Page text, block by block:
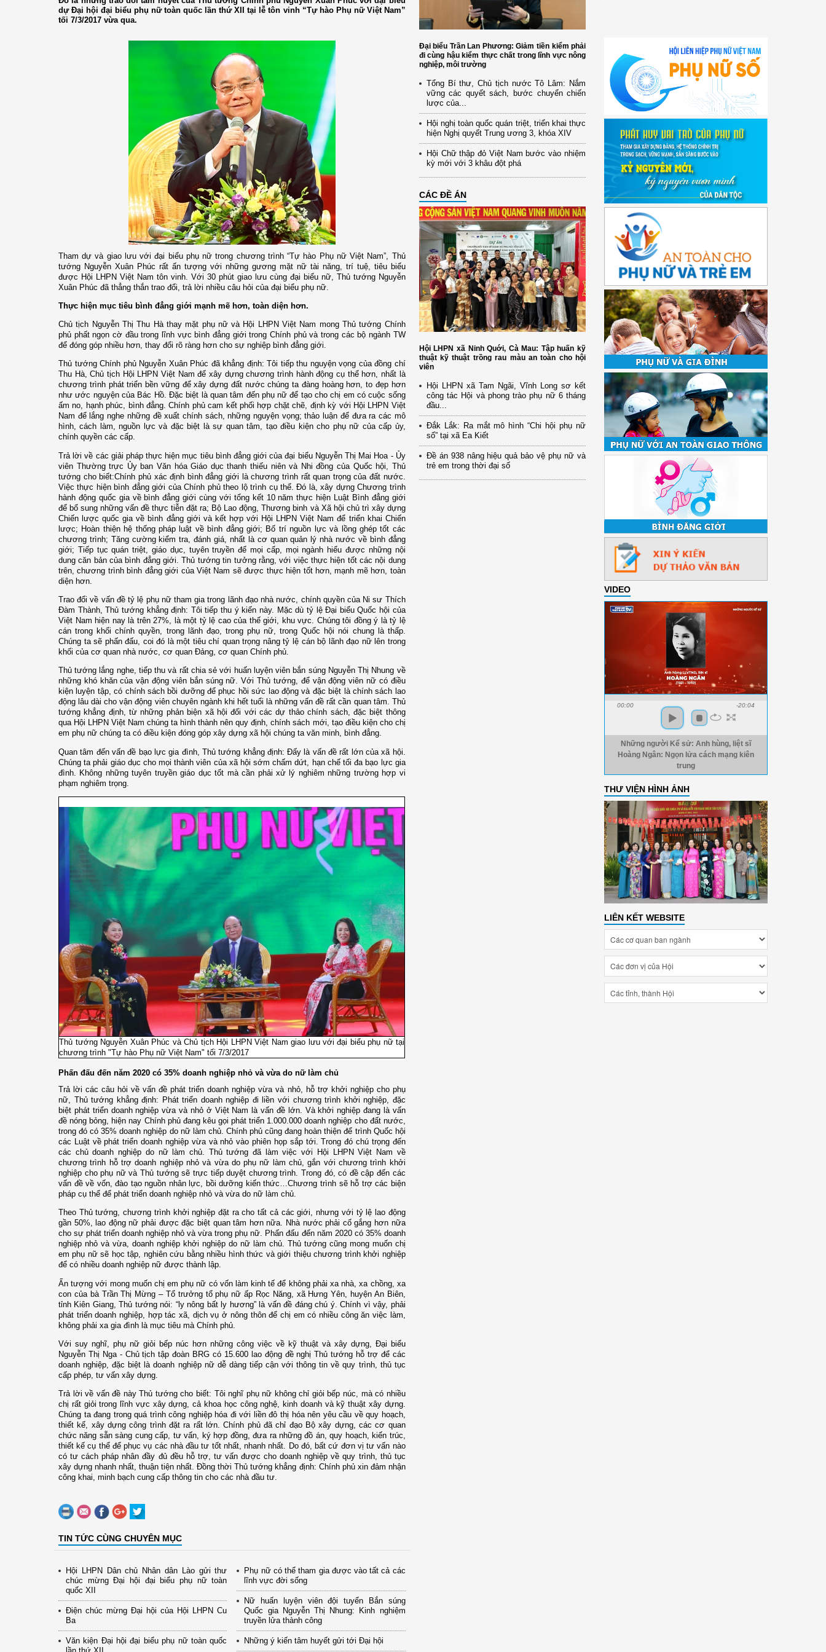
dự Đại hội đại biểu phụ nữ toàn quốc lần thứ XII tại lễ tôn vinh “Tự hào Phụ nữ Việt Nam”
tối 7/3/2017 vừa qua.
Tham dự và giao lưu với đại biểu phụ nữ trong chương trình “Tự hào Phụ nữ Việt Nam”, Thủ
tướng Nguyễn Xuân Phúc rất ấn tượng với những gương mặt nữ tài năng, trí tuệ, tiêu biểu
được Hội LHPN Việt Nam tôn vinh. Với 30 phút giao lưu cùng đại biểu nữ, Thủ tướng Nguyễn
Xuân Phúc đã thẳng thắn trao đổi, trả lời nhiều câu hỏi của đại biểu phụ nữ.
Thực hiện mục tiêu bình đẳng giới mạnh mẽ hơn, toàn diện hơn.
Chủ tịch Nguyễn Thị Thu Hà thay mặt phụ nữ và Hội LHPN Việt Nam mong Thủ tướng Chính
phủ phất ngọn cờ đầu trong lĩnh vực bình đẳng giới trong Chính phủ và trong các bộ ngành TW
để đóng góp nhiều hơn, thay đổi rõ ràng hơn cho sự nghiệp bình đẳng giới.
Thủ tướng Chính phủ Nguyễn Xuân Phúc đã khẳng định: Tôi tiếp thu nguyện vọng của đồng chí
Thu Hà, Chủ tịch Hội LHPN Việt Nam để xây dựng chương trình hành động cụ thể hơn, nhất là
chương trình phát triển bền vững để xây dựng đất nước chúng ta đàng hoàng hơn, to đẹp hơn
như ước nguyện của Bác Hồ. Đặc biệt là quan tâm đến phụ nữ để tạo cho chị em có cuộc sống
ấm no, hạnh phúc, bình đẳng. Chính phủ cam kết phối hợp chặt chẽ, định kỳ với Hội LHPN Việt
Nam để lắng nghe những đề xuất chính sách, những nguyện vọng; thảo luận để đưa ra các mô
hình, cách làm, nguồn lực và đặc biệt là sự quan tâm, tạo điều kiện cho phụ nữ của cấp ủy,
chính quyền các cấp.
Trả lời về các giải pháp thực hiện mục tiêu bình đẳng giới của đại biểu Nguyễn Thị Mai Hoa - Ủy
viên Thường trực Ủy ban Văn hóa Giáo dục thanh thiếu niên và Nhi đồng của Quốc hội, Thủ
tướng cho biết:Chính phủ xác định bình đẳng giới là chương trình rất quan trọng của đất nước.
Việc thực hiện bình đẳng giới của Chính phủ theo lộ trình cụ thể. Đó là, xây dựng Chương trình
hành động quốc gia về bình đẳng giới cùng với tổng kết 10 năm thực hiện Luật Bình đẳng giới
để bổ sung những vấn đề thực tiễn đặt ra; Bộ Lao động, Thương binh và Xã hội chủ trì xây dựng
Chiến lược quốc gia về bình đẳng giới và kết hợp với Hội LHPN Việt Nam để triển khai Chiến
lược; Hoàn thiện hệ thống pháp luật về bình đẳng giới; Bố trí nguồn lực và lồng ghép tốt các
chương trình; Tăng cường kiểm tra, đánh giá, nhất là cơ quan quản lý nhà nước về bình đẳng
giới; Tiếp tục quán triệt, giáo dục, tuyên truyền để mọi cấp, mọi ngành hiểu được những nội
dung căn bản của bình đẳng giới. Thủ tướng tin tưởng rằng, với việc thực hiện tốt các nội dung
trên, chương trình bình đẳng giới của Việt Nam sẽ được thực hiện tốt hơn, mạnh mẽ hơn, toàn
diện hơn.
Trao đổi về vấn đề tỷ lệ phụ nữ tham gia trong lãnh đạo nhà nước, chính quyền của Ni sư Thích
Đàm Thành, Thủ tướng khẳng định: Tôi tiếp thu ý kiến này. Mặc dù tỷ lệ Đại biểu Quốc hội của
Việt Nam hiện nay là trên 27%, là một tỷ lệ cao của thế giới, khu vực. Chúng tôi đồng ý là tỷ lệ
cán trong khối chính quyền, trong lãnh đạo, trong phụ nữ, trong Quốc hội nói chung là thấp.
Chúng ta sẽ phấn đấu, coi đó là một tiêu chí quan trọng nâng tỷ lệ cán bộ lãnh đạo nữ lên trong
khối của cơ quan nhà nước, cơ quan Đảng, cơ quan Chính phủ.
Thủ tướng lắng nghe, tiếp thu và rất chia sẻ với huấn luyện viên bắn súng Nguyễn Thị Nhung về
những khó khăn của vận động viên bắn súng nữ. Với Thủ tướng, để vận động viên nữ có điều
kiện luyện tập, có chính sách bồi dưỡng để phục hồi sức lao động và đặc biệt là chính sách lao
động lâu dài cho vận động viên chuyên ngành khi hết tuổi là những vấn đề rất cần quan tâm. Thủ
tướng khẳng định, từ những phản biện xã hội đối với các dự thảo chính sách, đặc biệt thông
qua Hội LHPN Việt Nam chúng ta hình thành nên quy định, chính sách mới, tạo điều kiện cho chị
em phụ nữ chúng ta có điều kiện đóng góp xây dựng xã hội chúng ta văn minh, bình đẳng.
Quan tâm đến vấn đề bạo lực gia đình, Thủ tướng khẳng định: Đấy là vấn đề rất lớn của xã hội.
Chúng ta phải giáo dục cho mọi thành viên của xã hội sớm chấm dứt, hạn chế tối đa bạo lực gia
đình. Không những tuyên truyền giáo dục tốt mà cần phải xử lý nghiêm những trường hợp vi
phạm nghiêm trọng.
Thủ tướng Nguyễn Xuân Phúc và Chủ tịch Hội LHPN Việt Nam giao lưu với đại biểu phụ nữ tại
chương trình "Tự hào Phụ nữ Việt Nam" tối 7/3/2017
Phấn đấu đến năm 2020 có 35% doanh nghiệp nhỏ và vừa do nữ làm chủ
Trả lời các câu hỏi về vấn đề phát triển doanh nghiệp vừa và nhỏ, hỗ trợ khởi nghiệp cho phụ
nữ, Thủ tướng khẳng định: Phát triển doanh nghiệp đi liền với chương trình khởi nghiệp, đặc
biệt phát triển doanh nghiệp vừa và nhỏ ở Việt Nam là vấn đề lớn. Và khởi nghiệp đang là vấn
đề nóng bỏng, hiện nay Chính phủ đang kêu gọi phát triển 1.000.000 doanh nghiệp cho đất nước,
trong đó có 35% doanh nghiệp do nữ làm chủ. Chính phủ cũng đang hoàn thiện để trình Quốc hội
các Luật về phát triển doanh nghiệp vừa và nhỏ vào phiên họp sắp tới. Trong đó chú trọng đến
các chủ doanh nghiệp do nữ làm chủ. Thủ tướng đã làm việc với Hội LHPN Việt Nam về
chương trình hỗ trợ doanh nghiệp nhỏ và vừa do phụ nữ làm chủ, gắn với chương trình khởi
nghiệp cho phụ nữ và Thủ tướng sẽ trực tiếp duyệt chương trình. Trong đó, có đề cập đến các
vấn đề về vốn, đào tạo nguồn nhân lực, bồi dưỡng kiến thức…Chương trình sẽ hỗ trợ các biện
pháp cụ thể để phát triển doanh nghiệp nhỏ và vừa do nữ làm chủ.
Theo Thủ tướng, chương trình khởi nghiệp đặt ra cho tất cả các giới, nhưng với tỷ lệ lao động
gần 50%, lao động nữ phải được đặc biệt quan tâm hơn nữa. Nhà nước phải cố gắng hơn nữa
cho sự phát triển doanh nghiệp nhỏ và vừa trong phụ nữ. Phấn đấu đến năm 2020 có 35% doanh
nghiệp nhỏ và vừa, doanh nghiệp khởi nghiệp do nữ làm chủ. Thủ tướng cũng mong muốn chị
em phụ nữ sẽ học tập, nghiên cứu bằng nhiều hình thức và giới thiệu chương trình khởi nghiệp
để có nhiều doanh nghiệp nữ được thành lập.
Ấn tượng với mong muốn chị em phụ nữ có vốn làm kinh tế để không phải xa nhà, xa chồng, xa
con của bà Trần Thị Mừng – Tổ trưởng tổ phụ nữ ấp Rọc Năng, xã Hưng Yên, huyện An Biên,
tỉnh Kiên Giang, Thủ tướng nói: “ly nông bất ly hương” là vấn đề đáng chú ý. Chính vì vậy, phải
phát triển doanh nghiệp, hợp tác xã, dịch vụ ở nông thôn để chị em có nhiều công ăn việc làm,
không phải xa gia đình là mục tiêu mà Chính phủ.
Với suy nghĩ, phụ nữ giỏi bếp núc hơn những công việc về kỹ thuật và xây dựng, Đại biểu
Nguyễn Thị Nga - Chủ tịch tập đoàn BRG có 15.600 lao động đề nghị Thủ tướng hỗ trợ để các
doanh nghiệp, đặc biệt là doanh nghiệp nữ dễ dàng tiếp cận với thông tin về quy trình, thủ tục
cấp phép, tư vấn xây dựng.
Trả lời về vấn đề này Thủ tướng cho biết: Tôi nghĩ phụ nữ không chỉ giỏi bếp núc, mà có nhiều
chị rất giỏi trong lĩnh vực xây dựng, cả khoa học công nghệ, kinh doanh và kỹ thuật xây dựng.
Chúng ta đang trong quá trình công nghiệp hóa đi với liền đô thị hóa nên yêu cầu về quy hoạch,
thiết kế, xây dựng công trình đặt ra rất lớn. Chính phủ đã chỉ đạo Bộ xây dựng, các cơ quan
chức năng sẵn sàng cung cấp, tư vấn, ký hợp đồng, đưa ra những đồ án, quy hoạch, kiến trúc,
thiết kế cụ thể để phục vụ các nhà đầu tư tốt nhất, nhanh nhất. Do đó, bất cứ đơn vị tư vấn nào
có tư cách pháp nhân đầy đủ đều hỗ trợ, tư vấn được cho doanh nghiệp về quy trình, thủ tục
xây dựng nhanh nhất, thuận tiện nhất. Đồng thời Thủ tướng khẳng định: Chính phủ xin đảm nhận
công khai, minh bạch cung cấp thông tin cho các nhà đầu tư.
TIN TỨC CÙNG CHUYÊN MỤC
Hội LHPN Dân chủ Nhân dân Lào gửi thư
chúc mừng Đại hội đại biểu phụ nữ toàn
quốc XII
Điện chúc mừng Đại hội của Hội LHPN Cu
Ba
Văn kiện Đại hội đại biểu phụ nữ toàn quốc
Phụ nữ có thể tham gia được vào tất cả các
lĩnh vực đời sống
Nữ huấn luyện viên đội tuyển Bắn súng
Quốc gia Nguyễn Thị Nhung: Kinh nghiệm
truyền lửa thành công
Những ý kiến tâm huyết gửi tới Đại hội
Đại biểu Trần Lan Phương: Giảm tiền kiểm phải
đi cùng hậu kiểm thực chất trong lĩnh vực nông
nghiệp, môi trường
Tổng Bí thư, Chủ tịch nước Tô Lâm: Nắm
vững các quyết sách, bước chuyển chiến
lược của...
Hội nghị toàn quốc quán triệt, triển khai thực
hiện Nghị quyết Trung ương 3, khóa XIV
Hội Chữ thập đỏ Việt Nam bước vào nhiệm
kỳ mới với 3 khâu đột phá
CÁC ĐỀ ÁN
Hội LHPN xã Ninh Quới, Cà Mau: Tập huấn kỹ
thuật kỹ thuật trồng rau màu an toàn cho hội
viên
Hội LHPN xã Tam Ngãi, Vĩnh Long sơ kết
công tác Hội và phong trào phụ nữ 6 tháng
đầu...
Đắk Lắk: Ra mắt mô hình “Chi hội phụ nữ
số” tại xã Ea Kiết
Đề án 938 nâng hiệu quả bảo vệ phụ nữ và
trẻ em trong thời đại số
VIDEO
00:00 -20:04
Những người Kể sử: Anh hùng, liệt sĩ
Hoàng Ngân: Ngọn lửa cách mạng kiên
trung
THƯ VIỆN HÌNH ẢNH
LIÊN KẾT WEBSITE